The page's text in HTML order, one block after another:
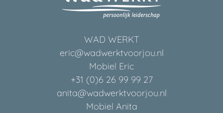
WAD WERKT
eric@wadwerktvoorjou.nl
Mobiel Eric
+31 (0)6 26 99 99 27
anita@wadwerktvoorjou.nl
Mobiel Anita